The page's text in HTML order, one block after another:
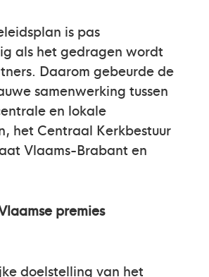
is pas
als het gedragen wordt
Daarom gebeurde de
samenwerking tussen
en lokale
het Centraal Kerkbestuur
Vlaams-Brabant en
premies
doelstelling van het